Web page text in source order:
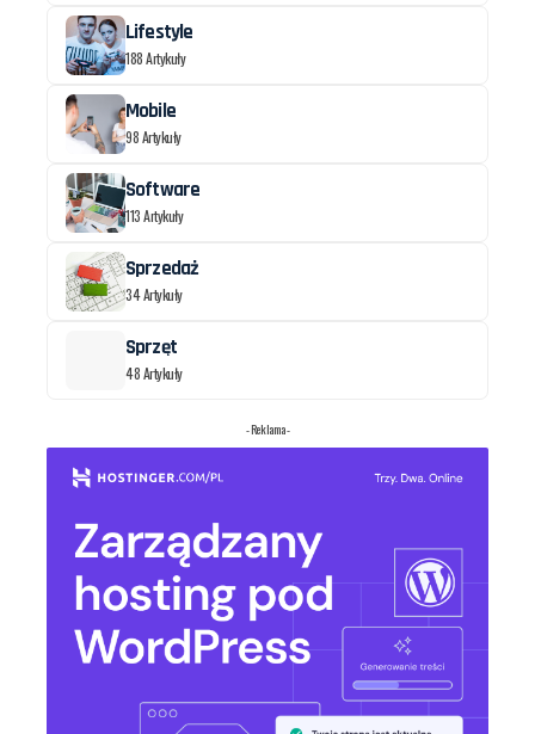
Lifestyle
188 Artykuły
Mobile
98 Artykuły
Software
113 Artykuły
Sprzedaż
34 Artykuły
Sprzęt
48 Artykuły
- Reklama -